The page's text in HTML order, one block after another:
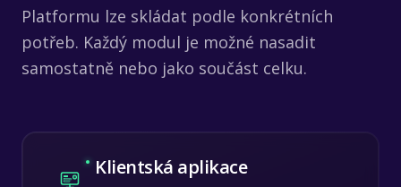
Platformu lze skládat podle konkrétních
potřeb. Každý modul je možné nasadit
samostatně nebo jako součást celku.
Klientská aplikace